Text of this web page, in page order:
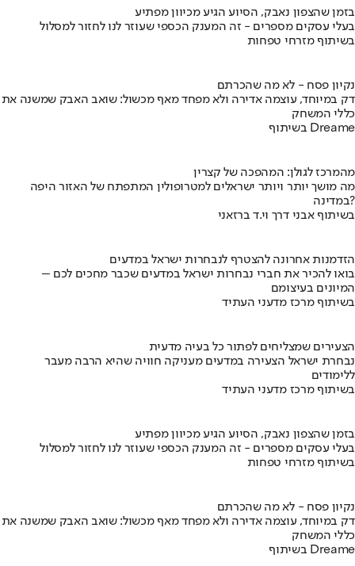
בזמן שהצפון נאבק, הסיוע הגיע מכיוון מפתיע
בעלי עסקים מספרים - זה המענק הכספי שעוזר לנו לחזור למסלול
בשיתוף מזרחי טפחות
נקיון פסח - לא מה שהכרתם
דק במיוחד, עוצמה אדירה ולא מפחד מאף מכשול: שואב האבק שמשנה את
כללי המשחק
בשיתוף Dreame
מהמרכז לגולן: המהפכה של קצרין
מה מושך יותר ויותר ישראלים למטרופולין המתפתח של האזור היפה
במדינה?
בשיתוף אבני דרך וי.ד ברזאני
הזדמנות אחרונה להצטרף לנבחרות ישראל במדעים
בואו להכיר את חברי נבחרות ישראל במדעים שכבר מחכים לכם –
המיונים בעיצומם
בשיתוף מרכז מדעני העתיד
הצעירים שמצליחים לפתור כל בעיה מדעית
נבחרת ישראל הצעירה במדעים מעניקה חוויה שהיא הרבה מעבר
ללימודים
בשיתוף מרכז מדעני העתיד
בזמן שהצפון נאבק, הסיוע הגיע מכיוון מפתיע
בעלי עסקים מספרים - זה המענק הכספי שעוזר לנו לחזור למסלול
בשיתוף מזרחי טפחות
נקיון פסח - לא מה שהכרתם
דק במיוחד, עוצמה אדירה ולא מפחד מאף מכשול: שואב האבק שמשנה את
כללי המשחק
בשיתוף Dreame